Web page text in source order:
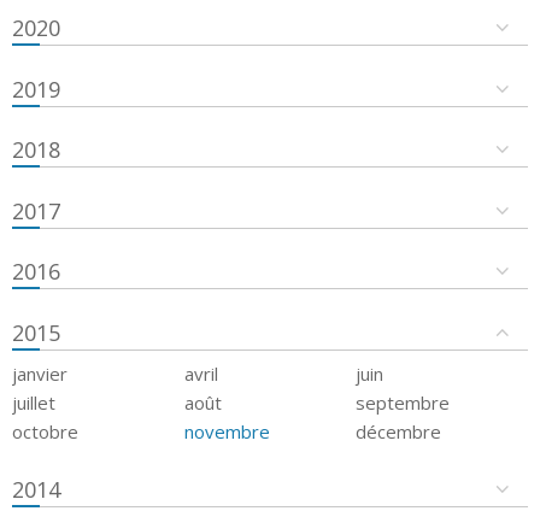
2020
2019
2018
2017
2016
2015
janvier avril
juin
juillet
août
septembre
octobre
novembre décembre
2014